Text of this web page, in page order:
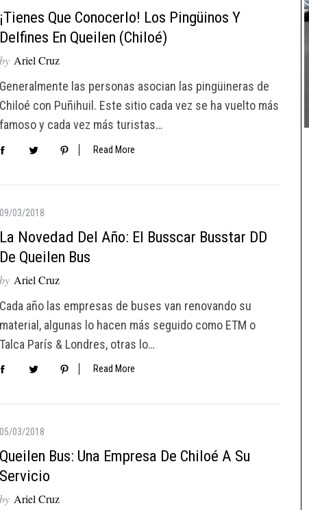
¡Tienes Que Conocerlo! Los Pingüinos Y
Delfines En Queilen (Chiloé)
by Ariel Cruz
Generalmente las personas asocian las pingüineras de
Chiloé con Puñihuil. Este sitio cada vez se ha vuelto más
famoso y cada vez más turistas…
Read More
09/03/2018
La Novedad Del Año: El Busscar Busstar DD
De Queilen Bus
by Ariel Cruz
Cada año las empresas de buses van renovando su
material, algunas lo hacen más seguido como ETM o
Talca París & Londres, otras lo…
Read More
05/03/2018
Queilen Bus: Una Empresa De Chiloé A Su
Servicio
by Ariel Cruz